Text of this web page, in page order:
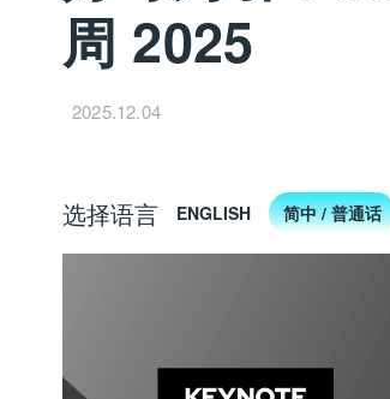
周 2025
2025.12.04
选择语言 ENGLISH 简中 / 普通话